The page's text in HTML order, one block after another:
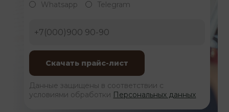
Whatsapp Telegram
Данные защищены в соответствии с
условиями обработки Персональных данных